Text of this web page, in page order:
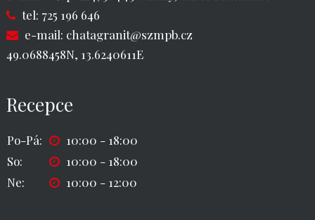
tel: 725 196 646
e-mail: chatagranit@szmpb.cz
49.0688458N, 13.6240611E
Recepce
Po-Pá:
10:00 - 18:00
So:
10:00 - 18:00
Ne:
10:00 - 12:00